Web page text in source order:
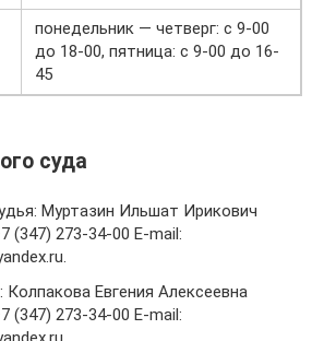
понедельник — четверг: с 9-00
до 18-00, пятница: с 9-00 до 16-
45
суда
Муртазин Ильшат Ирикович
(347) 273-34-00 E-mail:
Евгения Алексеевна
(347) 273-34-00 E-mail: